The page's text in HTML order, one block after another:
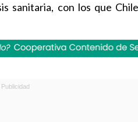
sanitaria, con los que